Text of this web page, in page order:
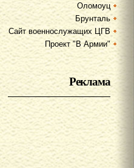
Оломоуц
Брунталь
Сайт военнослужащих ЦГВ
Проект "В Армии"
Реклама